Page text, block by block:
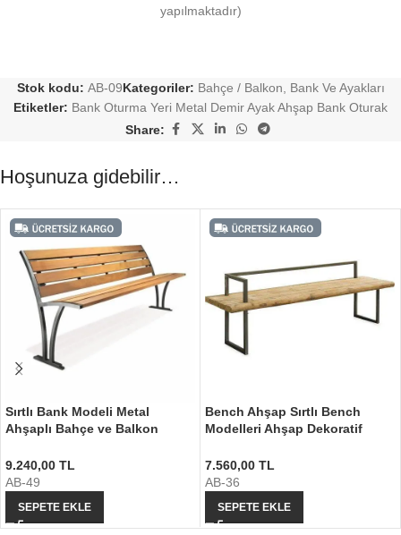
yapılmaktadır)
Stok kodu: AB-09Kategoriler: Bahçe / Balkon, Bank Ve Ayakları
Etiketler: Bank Oturma Yeri Metal Demir Ayak Ahşap Bank Oturak
Share:
Hoşunuza gidebilir…
Sırtlı Bank Modeli Metal
Ahşaplı Bahçe ve Balkon
9.240,00 TL
AB-49
SEPETE EKLE
Bench Ahşap Sırtlı Bench
Modelleri Ahşap Dekoratif
7.560,00 TL
AB-36
SEPETE EKLE